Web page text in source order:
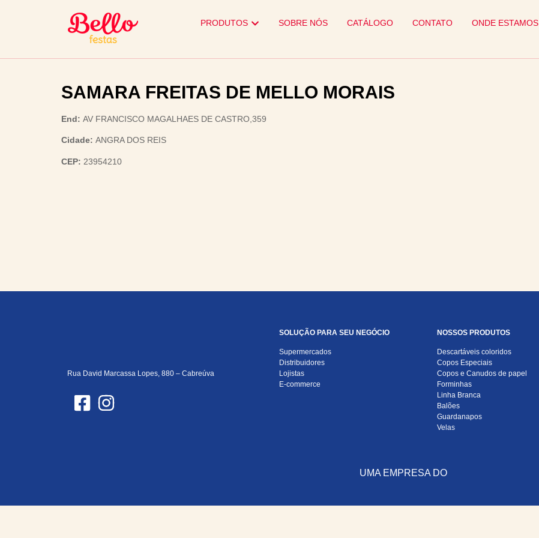
PRODUTOS SOBRE NÓS CATÁLOGO CONTATO ONDE ESTAMOS
SAMARA FREITAS DE MELLO MORAIS
End: AV FRANCISCO MAGALHAES DE CASTRO,359
Cidade: ANGRA DOS REIS
CEP: 23954210
Rua David Marcassa Lopes, 880 – Cabreúva
SOLUÇÃO PARA SEU NEGÓCIO
Supermercados
Distribuidores
Lojistas
E-commerce
NOSSOS PRODUTOS
Descartáveis coloridos
Copos Especiais
Copos e Canudos de papel
Forminhas
Linha Branca
Balões
Guardanapos
Velas
UMA EMPRESA DO